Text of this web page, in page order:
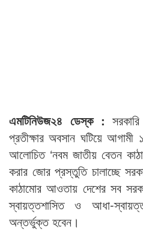
এমটিনিউজ২৪ ডেস্ক :সরকারি
প্রতীক্ষার অবসান ঘটিয়ে
আলোচিত ‘নবম জাতীয় বেতন
করার জোর প্রস্তুতি চালাচ্ছে
কাঠামোর আওতায় দেশের সব
স্বায়ত্তশাসিত ও আধা-
অন্তর্ভুক্ত হবেন।